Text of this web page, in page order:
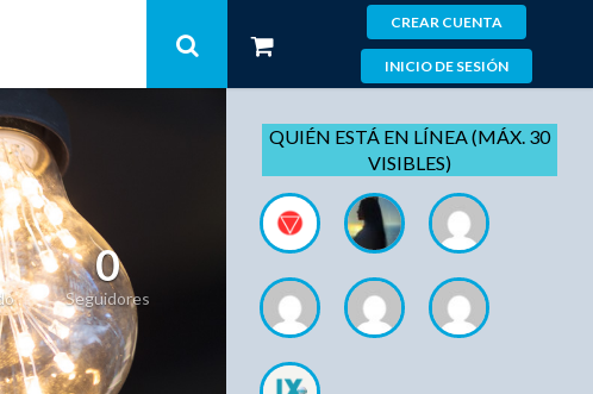
CREAR CUENTA
INICIO DE SESIÓN
0
Seguidores
QUIÉN ESTÁ EN LÍNEA (MÁX. 30
VISIBLES)